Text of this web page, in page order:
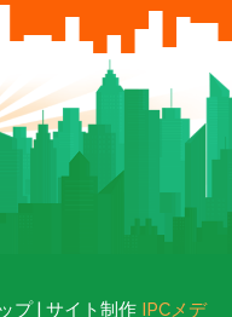
プ | サイト制作 IPCメデ